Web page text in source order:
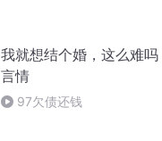
我就想结个婚，这么难
言情
97欠债还钱